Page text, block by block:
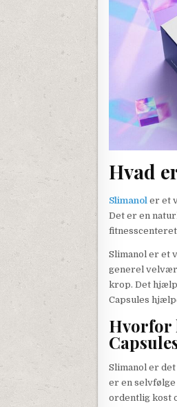
Hvad
Slimanol er et
Det er en
Slimanol er et
generel
krop. Det
Capsules
Hvorfor
Slimanol er
er en
ordentlig kost